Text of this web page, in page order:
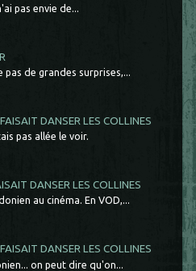
pas envie de...
pas de grandes surprises,...
DANSER LES COLLINES
pas allée le voir.
DANSER LES COLLINES
au cinéma. En VOD,...
DANSER LES COLLINES
on peut dire qu'on...